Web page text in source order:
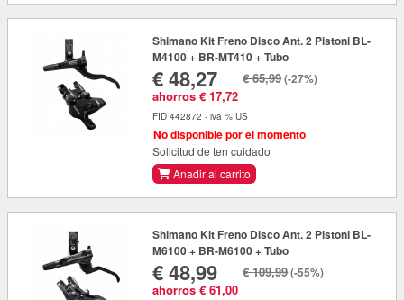
Shimano Kit Freno Disco Ant. 2 Pistoni BL-
M4100 + BR-MT410 + Tubo
€ 48,27
ahorros € 17,72
€ 65,99(-27%)
FID 442872 - iva % US
No disponible por el momento
Solicitud de ten cuidado
Anadir al carrito
Shimano Kit Freno Disco Ant. 2 Pistoni BL-
M6100 + BR-M6100 + Tubo
€ 48,99
ahorros € 61,00
€ 109,99(-55%)